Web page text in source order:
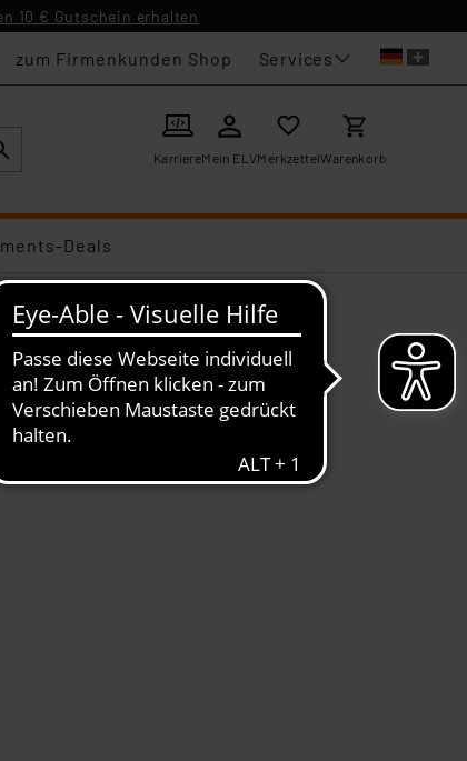
10 € Gutschein erhalten
zum Firmenkunden Shop Services
KarriereMein ELVMerkzettelWarenkorb
Deals